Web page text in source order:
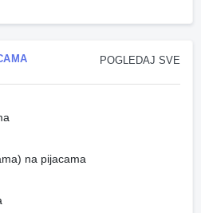
POGLEDAJ SVE
na pijacama